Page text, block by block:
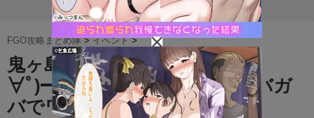
M
u
t
e
FGO攻略まとめ隊 >イベント >
鬼ヶ島復刻ｷﾀ━━━━(ﾟ
∀ﾟ)━━━━!! 日本人判定ガバガ
バでワロタｗｗｗｗｗ